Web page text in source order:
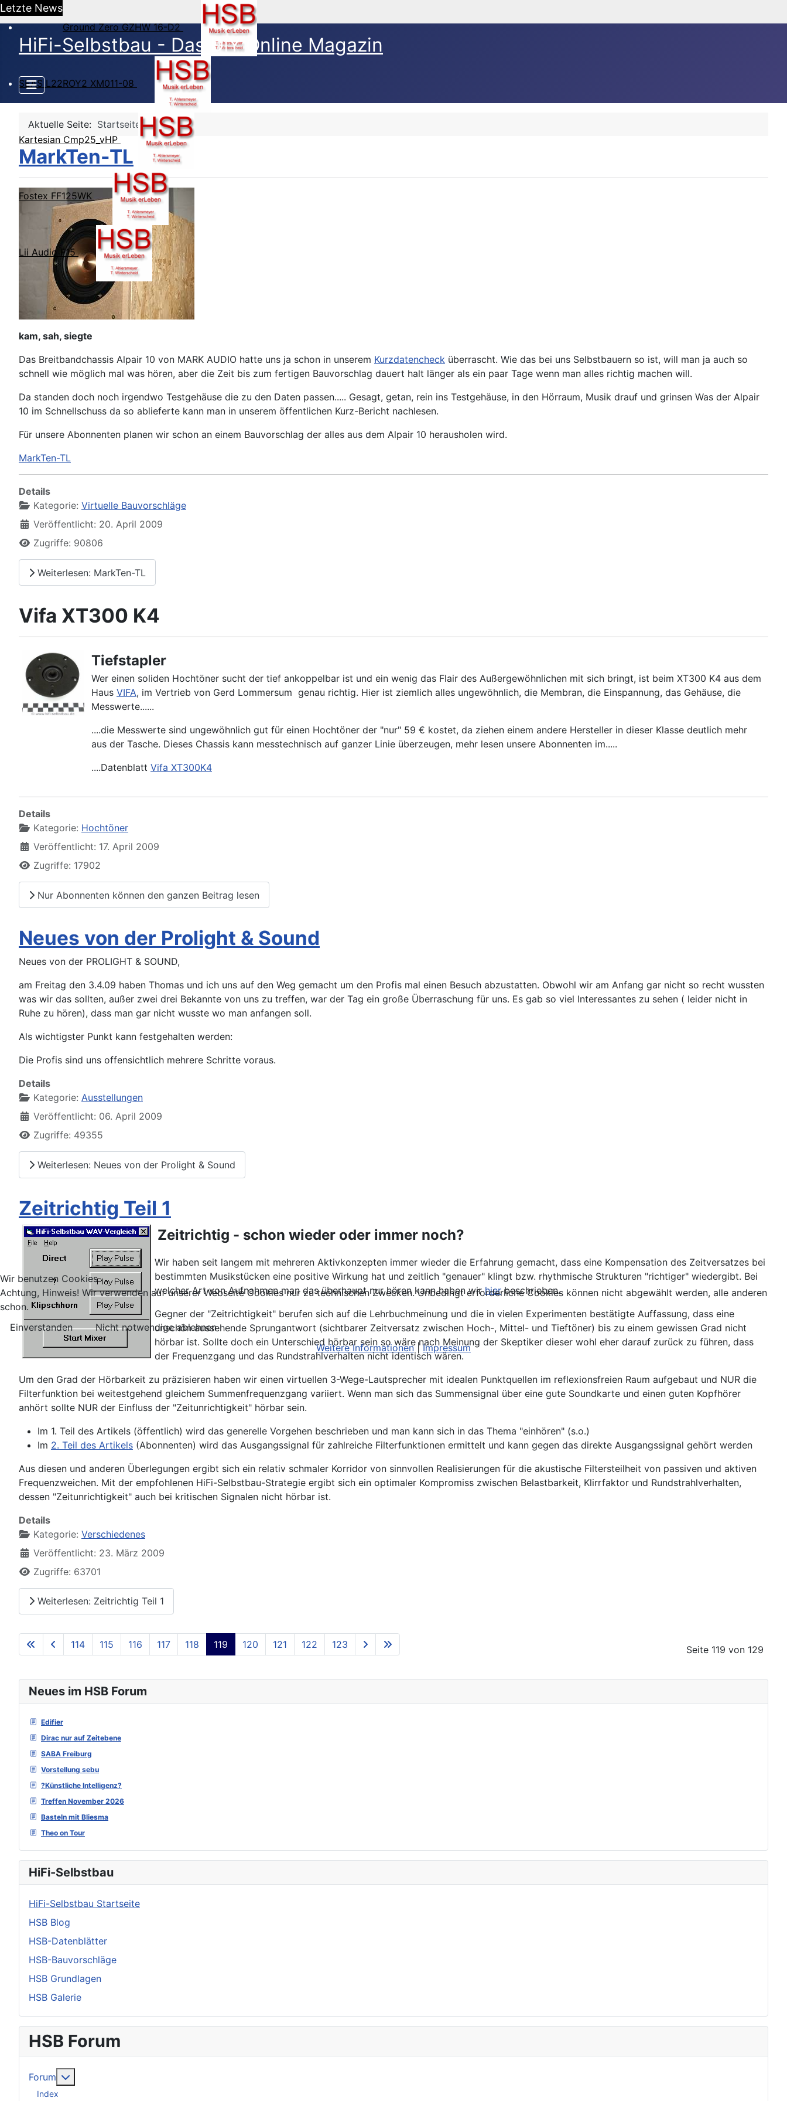
Letzte News
Ground Zero GZHW 16-D2
SEAS L22ROY2 XM011-08
Kartesian Cmp25_vHP
Fostex FF125WK
Lii Audio F15
HiFi-Selbstbau - Das DIY Online Magazin
Neues im HSB Forum
Edifier
Dirac nur auf Zeitebene
SABA Freiburg
Vorstellung sebu
?Künstliche Intelligenz?
Treffen November 2026
Basteln mit Bliesma
Theo on Tour
HiFi-Selbstbau
HiFi-Selbstbau Startseite
HSB Blog
HSB-Datenblätter
HSB-Bauvorschläge
HSB Grundlagen
HSB Galerie
HSB Forum
Forum
Index
Aktuelle Seite: Startseite
MarkTen-TL
kam, sah, siegte
Das Breitbandchassis Alpair 10 von MARK AUDIO hatte uns ja schon in unserem Kurzdatencheck überrascht. Wie das bei uns Selbstbauern so ist, will man ja auch so
schnell wie möglich mal was hören, aber die Zeit bis zum fertigen Bauvorschlag dauert halt länger als ein paar Tage wenn man alles richtig machen will.
Da standen doch noch irgendwo Testgehäuse die zu den Daten passen..... Gesagt, getan, rein ins Testgehäuse, in den Hörraum, Musik drauf und grinsen Was der Alpair
10 im Schnellschuss da so ablieferte kann man in unserem öffentlichen Kurz-Bericht nachlesen.
Für unsere Abonnenten planen wir schon an einem Bauvorschlag der alles aus dem Alpair 10 herausholen wird.
MarkTen-TL
Details
Kategorie: Virtuelle Bauvorschläge
Veröffentlicht: 20. April 2009
Zugriffe: 90806
Weiterlesen: MarkTen-TL
Vifa XT300 K4
Tiefstapler
Wer einen soliden Hochtöner sucht der tief ankoppelbar ist und ein wenig das Flair des Außergewöhnlichen mit sich bringt, ist beim XT300 K4 aus dem
Haus VIFA, im Vertrieb von Gerd Lommersum genau richtig. Hier ist ziemlich alles ungewöhnlich, die Membran, die Einspannung, das Gehäuse, die
Messwerte......
....die Messwerte sind ungewöhnlich gut für einen Hochtöner der "nur" 59 € kostet, da ziehen einem andere Hersteller in dieser Klasse deutlich mehr
aus der Tasche. Dieses Chassis kann messtechnisch auf ganzer Linie überzeugen, mehr lesen unsere Abonnenten im.....
....Datenblatt Vifa XT300K4
Details
Kategorie: Hochtöner
Veröffentlicht: 17. April 2009
Zugriffe: 17902
Nur Abonnenten können den ganzen Beitrag lesen
Neues von der Prolight & Sound
Neues von der PROLIGHT & SOUND,
am Freitag den 3.4.09 haben Thomas und ich uns auf den Weg gemacht um den Profis mal einen Besuch abzustatten. Obwohl wir am Anfang gar nicht so recht wussten
was wir das sollten, außer zwei drei Bekannte von uns zu treffen, war der Tag ein große Überraschung für uns. Es gab so viel Interessantes zu sehen ( leider nicht in
Ruhe zu hören), dass man gar nicht wusste wo man anfangen soll.
Als wichtigster Punkt kann festgehalten werden:
Die Profis sind uns offensichtlich mehrere Schritte voraus.
Details
Kategorie: Ausstellungen
Veröffentlicht: 06. April 2009
Zugriffe: 49355
Weiterlesen: Neues von der Prolight & Sound
Zeitrichtig Teil 1
Zeitrichtig - schon wieder oder immer noch?
Wir haben seit langem mit mehreren Aktivkonzepten immer wieder die Erfahrung gemacht, dass eine Kompensation des Zeitversatzes bei
bestimmten Musikstücken eine positive Wirkung hat und zeitlich "genauer" klingt bzw. rhythmische Strukturen "richtiger" wiedergibt. Bei
welcher Art von Aufnahmen man das überhaupt nur hören kann haben wirhierbeschrieben.
Gegner der "Zeitrichtigkeit" berufen sich auf die Lehrbuchmeinung und die in vielen Experimenten bestätigte Auffassung, dass eine
unschön aussehende Sprungantwort (sichtbarer Zeitversatz zwischen Hoch-, Mittel- und Tieftöner) bis zu einem gewissen Grad nicht
hörbar ist. Sollte doch ein Unterschied hörbar sein so wäre nach Meinung der Skeptiker dieser wohl eher darauf zurück zu führen, dass
der Frequenzgang und das Rundstrahlverhalten nicht identisch wären.
Um den Grad der Hörbarkeit zu präzisieren haben wir einen virtuellen 3-Wege-Lautsprecher mit idealen Punktquellen im reflexionsfreien Raum aufgebaut und NUR die
Filterfunktion bei weitestgehend gleichem Summenfrequenzgang variiert. Wenn man sich das Summensignal über eine gute Soundkarte und einen guten Kopfhörer
anhört sollte NUR der Einfluss der "Zeitunrichtigkeit" hörbar sein.
Im 1. Teil des Artikels (öffentlich) wird das generelle Vorgehen beschrieben und man kann sich in das Thema "einhören" (s.o.)
Im 2. Teil des Artikels (Abonnenten) wird das Ausgangssignal für zahlreiche Filterfunktionen ermittelt und kann gegen das direkte Ausgangssignal gehört werden
Aus diesen und anderen Überlegungen ergibt sich ein relativ schmaler Korridor von sinnvollen Realisierungen für die akustische Filtersteilheit von passiven und aktiven
Frequenzweichen. Mit der empfohlenen HiFi-Selbstbau-Strategie ergibt sich ein optimaler Kompromiss zwischen Belastbarkeit, Klirrfaktor und Rundstrahlverhalten,
dessen "Zeitunrichtigkeit" auch bei kritischen Signalen nicht hörbar ist.
Details
Kategorie: Verschiedenes
Veröffentlicht: 23. März 2009
Zugriffe: 63701
Weiterlesen: Zeitrichtig Teil 1
Seite 119 von 129
114 115 116 117 118 119 120 121 122 123
Wir benutzen Cookies
Achtung, Hinweis! Wir verwenden auf unserer Webseite Cookies nur zu technischen Zwecken. Unbedingt erforderliche Cookies können nicht abgewählt werden, alle anderen
schon.
Einverstanden
Nicht notwendige ablehnen
Weitere Informationen|Impressum